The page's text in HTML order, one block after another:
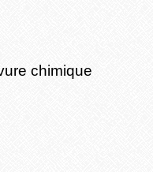
chimique